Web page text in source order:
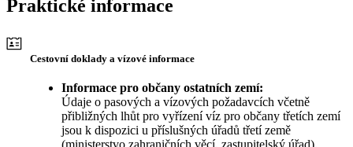
Praktické informace
Cestovní doklady a vízové informace
Informace pro občany ostatních zemí:
Údaje o pasových a vízových požadavcích včetně
přibližných lhůt pro vyřízení víz pro občany třetích zemí
jsou k dispozici u příslušných úřadů třetí země
(ministerstvo zahraničních věcí, zastupitelský úřad).